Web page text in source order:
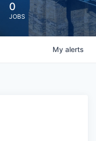
0
JOBS
My alerts